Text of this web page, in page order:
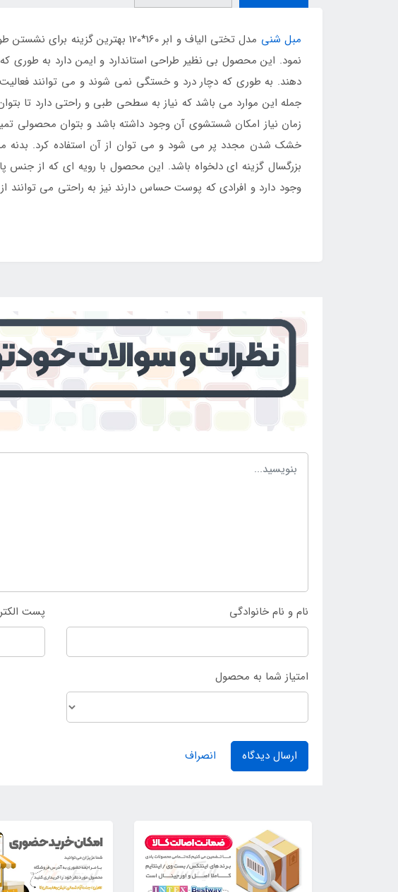
مبل شنی
مدل تختی الیاف و ابر 160*120
نمود. این محصول بی نظیر طراحی استاندارد و ایمن دارد به طوری
دهند. به طوری که دچار درد و خستگی نمی شوند و می توانند فعالیت
جمله این موارد می باشد که نیاز به سطحی طبی و راحتی دارد تا
زمان نیاز امکان شستشوی آن وجود داشته باشد و بتوان محصولی
خشک شدن مجدد پر می شود و می توان از آن استفاده کرد. بدنه
بزرگسال گزینه ای دلخواه باشد. این محصول با رویه ای که از
وجود دارد و افرادی که پوست حساس دارند نیز به راحتی می توانند
نام و نام خانوادگی پست
امتیاز شما به محصول
ارسال دیدگاه انصراف